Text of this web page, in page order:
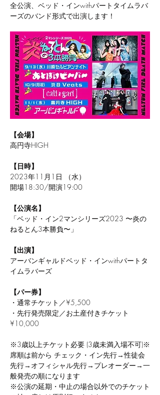
全公演、ベッド・インwithパートタイムラバ
ーズのバンド形式で出演します！
【会場】
高円寺HIGH
【日時】
2023年11月1日 （水）
開場18:30/開演19:00
【公演名】
「ベッド・イン2マンシリーズ2023 〜炎の
ねるとん3本勝負〜」
【出演】
アーバンギャルドベッド・インwithパートタ
イムラバーズ
【パー券】
・通常チケット／¥5,500
・先行発売限定／お土産付きチケット
¥10,000
※3歳以上チケット必要 (3歳未満入場不可)※
席順は前から チェック・イン先行→性徒会
先行→オフィシャル先行→プレオーダー→一
般発売の順になります
※公演の延期・中止の場合以外でのチケット